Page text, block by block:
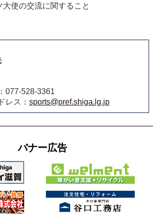
大使の交流に関すること
077-528-3361
レス： sports@pref.shiga.lg.jp
バナー広告